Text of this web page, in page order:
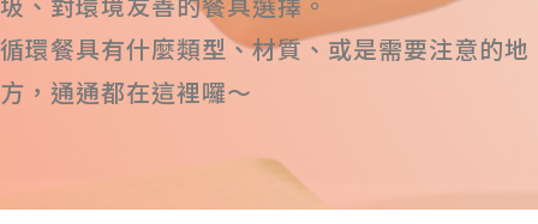
循環餐具有什麼類型、材質、或是需要注意的地
方，通通都在這裡囉～